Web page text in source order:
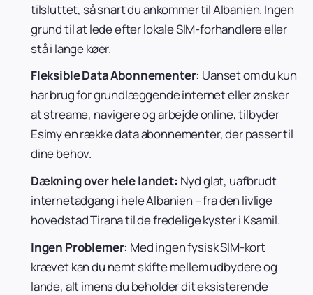
tilsluttet, så snart du ankommer til Albanien. Ingen
grund til at lede efter lokale SIM-forhandlere eller
stå i lange køer.
Fleksible Data Abonnementer: Uanset om du kun
har brug for grundlæggende internet eller ønsker
at streame, navigere og arbejde online, tilbyder
Esimy en række data abonnementer, der passer til
dine behov.
Dækning over hele landet: Nyd glat, uafbrudt
internetadgang i hele Albanien – fra den livlige
hovedstad Tirana til de fredelige kyster i Ksamil.
Ingen Problemer: Med ingen fysisk SIM-kort
krævet kan du nemt skifte mellem udbydere og
lande, alt imens du beholder dit eksisterende